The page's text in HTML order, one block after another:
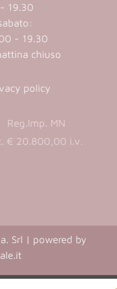
19.30
- 19.30
chiuso
policy
MN
€ 20.800,00 i.v.
Srl | powered by
(opens